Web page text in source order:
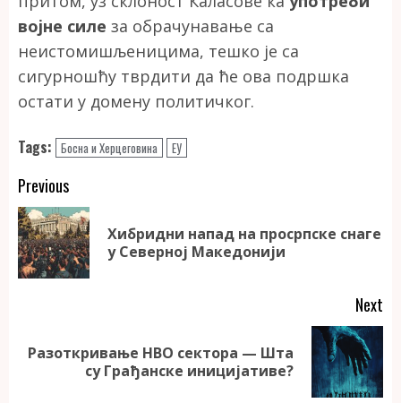
војне силе за обрачунавање са
неистомишљеницима, тешко је са
сигурношћу тврдити да ће ова подршка
остати у домену политичког.
Tags: Босна и Херцеговина ЕУ
Continue
Reading
Previous
Хибридни напад на просрпске снаге
у Северној Македонији
Next
Next
Разоткривање НВО сектора — Шта
су Грађанске иницијативе?